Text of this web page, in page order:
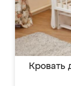
Кровать